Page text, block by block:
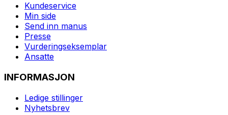
Kundeservice
Min side
Send inn manus
Presse
Vurderingseksemplar
Ansatte
INFORMASJON
Ledige stillinger
Nyhetsbrev